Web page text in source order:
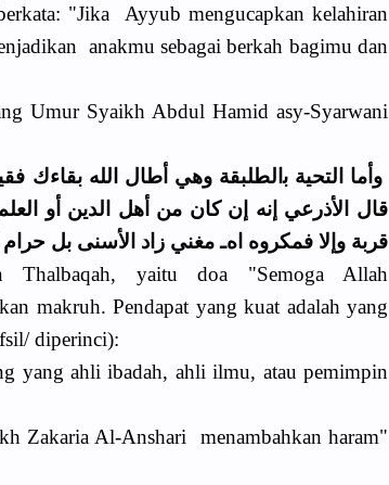
"Jika Ayyub mengucapkan kelahiran
anakmu sebagai berkah bagimu dan
Umur Syaikh Abdul Hamid asy-Syarwani
ﻭﺃﻣﺎ اﻟﺘﺤﻴﺔ ﺑاﻟﻄﻠﺒﻘﺔ ﻭﻫﻲ ﺃﻃﺎﻝ اﻟﻠﻪ ﺑﻘﺎءﻙ
ﻗﺎﻝ اﻷﺫﺭﻋﻲ ﺇﻧﻪ ﺇﻥ ﻛﺎﻥ ﻣﻦ ﺃﻫﻞ اﻟﺪﻳﻦ ﺃﻭ
ﻗﺮﺑﺔ ﻭﺇﻻ ﻓﻤﻜﺮﻭﻩ اﻩـ ﻣﻐﻨﻲ ﺯاﺩ اﻷﺳﻨﻰ ﺑﻞ ﺣﺮاﻡ
Thalbaqah, yaitu doa "Semoga Allah
makruh. Pendapat yang kuat adalah yang
diperinci):
yang ahli ibadah, ahli ilmu, atau pemimpin
Zakaria Al-Anshari menambahkan haram"